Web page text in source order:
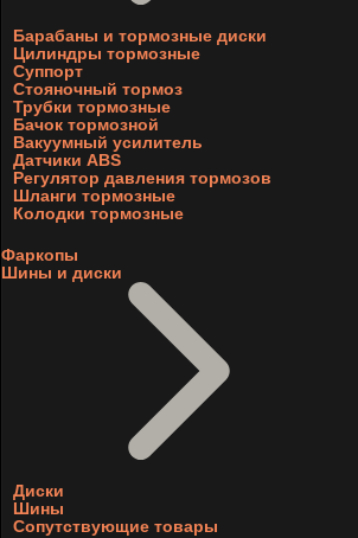
Барабаны и тормозные диски
Цилиндры тормозные
Суппорт
Стояночный тормоз
Трубки тормозные
Бачок тормозной
Вакуумный усилитель
Датчики ABS
Регулятор давления тормозов
Шланги тормозные
Колодки тормозные
Фаркопы
Шины и диски
Диски
Шины
Сопутствующие товары